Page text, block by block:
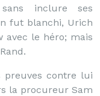
inclure ses
fut blanchi, Urich
avec le héro; mais
preuves contre lui
la procureur Sam